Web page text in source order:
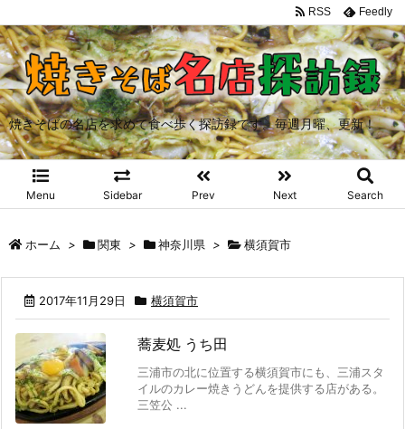
焼きそばの名店を求めて食べ歩く探訪録です。毎週月曜、更新！
Menu Sidebar Prev Next Search
RSS Feedly
ホーム > 関東 > 神奈川県 > 横須賀市
2017年11月29日 横須賀市
蕎麦処 うち田
三浦市の北に位置する横須賀市にも、三浦スタ
イルのカレー焼きうどんを提供する店がある。
三笠公 ...